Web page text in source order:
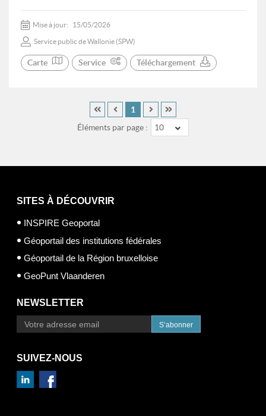
Mise à jour: 15/05/2026
Service public de Wallonie (SPW)
Carte Service Téléchargement
Éléments par page : 10
1
SITES À DÉCOUVRIR
INSPIRE Geoportal
Géoportail des institutions fédérales
Géoportail de la Région bruxelloise
GeoPunt Vlaanderen
NEWSLETTER
S’abonner
SUIVEZ-NOUS